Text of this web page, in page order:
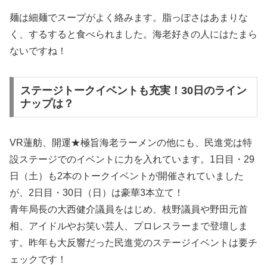
麺は細麺でスープがよく絡みます。脂っぽさはあまりな
く、するすると食べられました。海老好きの人にはたまら
ないですね！
ステージトークイベントも充実！30日のライン
ナップは？
VR蓮舫、開運★極旨海老ラーメンの他にも、民進党は特
設ステージでのイベントに力を入れています。1日目・29
日（土）も2本のトークイベントが開催されていました
が、2日目・30日（日）は豪華3本立て！
青年局長の大西健介議員をはじめ、枝野議員や野田元首
相、アイドルやお笑い芸人、プロレスラーまで登壇しま
す。昨年も大反響だった民進党のステージイベントは要チ
ェックです！